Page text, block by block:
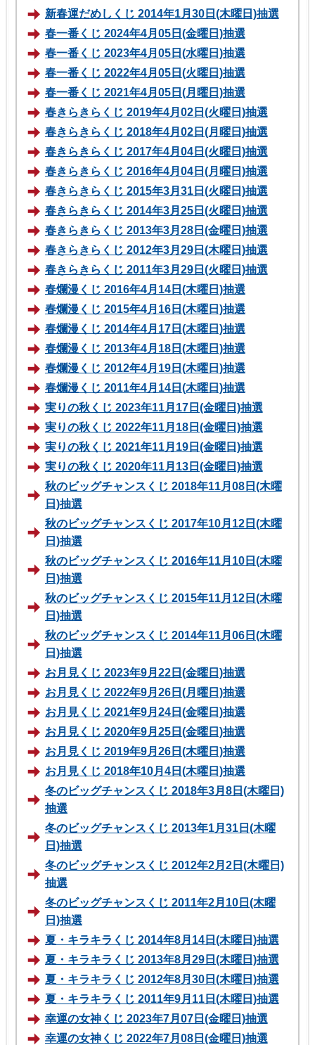
新春運だめしくじ 2014年1月30日(木曜日)抽選
春一番くじ 2024年4月05日(金曜日)抽選
春一番くじ 2023年4月05日(水曜日)抽選
春一番くじ 2022年4月05日(火曜日)抽選
春一番くじ 2021年4月05日(月曜日)抽選
春きらきらくじ 2019年4月02日(火曜日)抽選
春きらきらくじ 2018年4月02日(月曜日)抽選
春きらきらくじ 2017年4月04日(火曜日)抽選
春きらきらくじ 2016年4月04日(月曜日)抽選
春きらきらくじ 2015年3月31日(火曜日)抽選
春きらきらくじ 2014年3月25日(火曜日)抽選
春きらきらくじ 2013年3月28日(金曜日)抽選
春きらきらくじ 2012年3月29日(木曜日)抽選
春きらきらくじ 2011年3月29日(火曜日)抽選
春爛漫くじ 2016年4月14日(木曜日)抽選
春爛漫くじ 2015年4月16日(木曜日)抽選
春爛漫くじ 2014年4月17日(木曜日)抽選
春爛漫くじ 2013年4月18日(木曜日)抽選
春爛漫くじ 2012年4月19日(木曜日)抽選
春爛漫くじ 2011年4月14日(木曜日)抽選
実りの秋くじ 2023年11月17日(金曜日)抽選
実りの秋くじ 2022年11月18日(金曜日)抽選
実りの秋くじ 2021年11月19日(金曜日)抽選
実りの秋くじ 2020年11月13日(金曜日)抽選
秋のビッグチャンスくじ 2018年11月08日(木曜
日)抽選
秋のビッグチャンスくじ 2017年10月12日(木曜
日)抽選
秋のビッグチャンスくじ 2016年11月10日(木曜
日)抽選
秋のビッグチャンスくじ 2015年11月12日(木曜
日)抽選
秋のビッグチャンスくじ 2014年11月06日(木曜
日)抽選
お月見くじ 2023年9月22日(金曜日)抽選
お月見くじ 2022年9月26日(月曜日)抽選
お月見くじ 2021年9月24日(金曜日)抽選
お月見くじ 2020年9月25日(金曜日)抽選
お月見くじ 2019年9月26日(木曜日)抽選
お月見くじ 2018年10月4日(木曜日)抽選
冬のビッグチャンスくじ 2018年3月8日(木曜日)
抽選
冬のビッグチャンスくじ 2013年1月31日(木曜
日)抽選
冬のビッグチャンスくじ 2012年2月2日(木曜日)
抽選
冬のビッグチャンスくじ 2011年2月10日(木曜
日)抽選
夏・キラキラくじ 2014年8月14日(木曜日)抽選
夏・キラキラくじ 2013年8月29日(木曜日)抽選
夏・キラキラくじ 2012年8月30日(木曜日)抽選
夏・キラキラくじ 2011年9月11日(木曜日)抽選
幸運の女神くじ 2023年7月07日(金曜日)抽選
幸運の女神くじ 2022年7月08日(金曜日)抽選